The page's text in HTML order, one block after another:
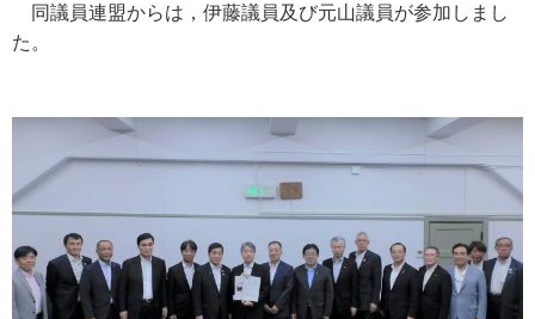
同議員連盟からは，伊藤議員及び元山議員が参加しまし
た。